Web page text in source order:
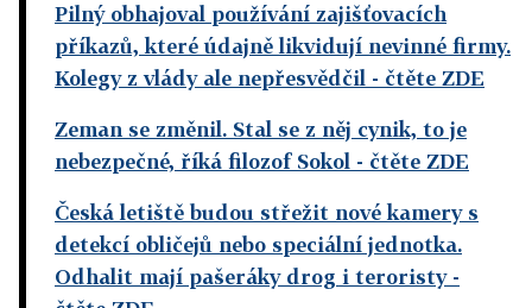
Pilný obhajoval používání zajišťovacích
příkazů, které údajně likvidují nevinné firmy.
Kolegy z vlády ale nepřesvědčil - čtěte ZDE
Zeman se změnil. Stal se z něj cynik, to je
nebezpečné, říká filozof Sokol - čtěte ZDE
Česká letiště budou střežit nové kamery s
detekcí obličejů nebo speciální jednotka.
Odhalit mají pašeráky drog i teroristy-